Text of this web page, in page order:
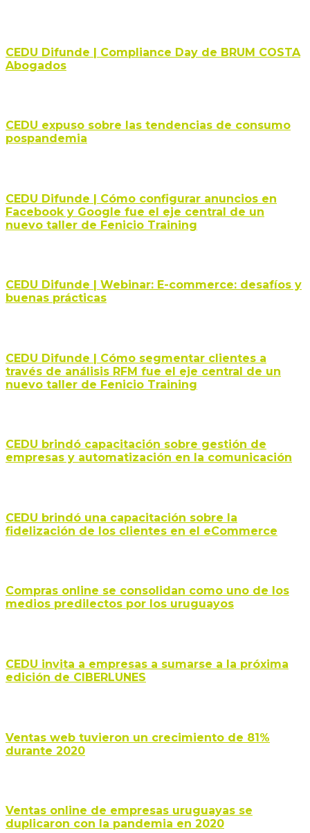
CEDU Difunde | Compliance Day de BRUM COSTA
Abogados
CEDU expuso sobre las tendencias de consumo
pospandemia
CEDU Difunde | Cómo configurar anuncios en
Facebook y Google fue el eje central de un
nuevo taller de Fenicio Training
CEDU Difunde | Webinar: E-commerce: desafíos y
buenas prácticas
CEDU Difunde | Cómo segmentar clientes a
través de análisis RFM fue el eje central de un
nuevo taller de Fenicio Training
CEDU brindó capacitación sobre gestión de
empresas y automatización en la comunicación
CEDU brindó una capacitación sobre la
fidelización de los clientes en el eCommerce
Compras online se consolidan como uno de los
medios predilectos por los uruguayos
CEDU invita a empresas a sumarse a la próxima
edición de CIBERLUNES
Ventas web tuvieron un crecimiento de 81%
durante 2020
Ventas online de empresas uruguayas se
duplicaron con la pandemia en 2020